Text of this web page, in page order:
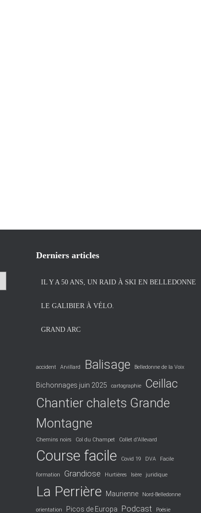
Derniers articles
IL Y A 50 ANS, UN RAID À SKI EN BELLEDONNE
LE GALIBIER À VÉLO.
GRAND ARC
accident Arvillard Balisage Belledonne de la Voix
Bichonnages juin 2025 cartographie Ceillac
Chantier chalets Grande
Montagne
Chemins noirs Col du Champet Collet d'Allevard
Course facile Covid 19 DVA Facile
formation Grandiose Hurtières Isère juridique
La Perrière Maurienne Nord-Belledonne
orientation Picos de Europa Podcast Poésie